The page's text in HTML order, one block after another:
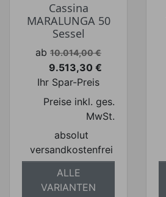
Cassina
MARALUNGA 50
Sessel
Verkaufspreis
ab 10.014,00 €
Preis
9.513,30 €
Ihr Spar-Preis
Preise inkl. ges.
MwSt.
absolut
versandkostenfrei
ALLE
VARIANTEN